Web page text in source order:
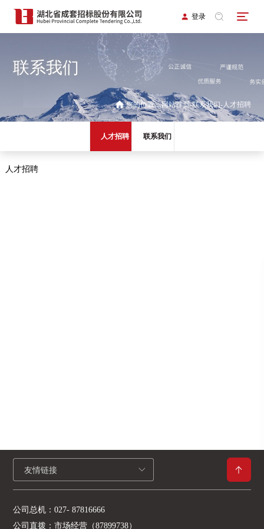
登录
联系我们
您的位置：网站首页 联系我们 人才招聘
人才招聘 联系我们
人才招聘
友情链接
公司总机：027- 87816666
公司直拨：市场经营（87899738）